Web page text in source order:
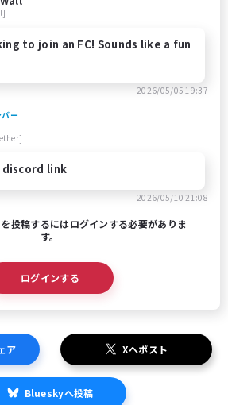
to join an FC! Sounds like a fun
2026/05/05 19:37
ー
link
2026/05/10 21:08
投稿するにはログインする必要がありま
す。
ログインする
ア Xへポスト
Blueskyへ投稿